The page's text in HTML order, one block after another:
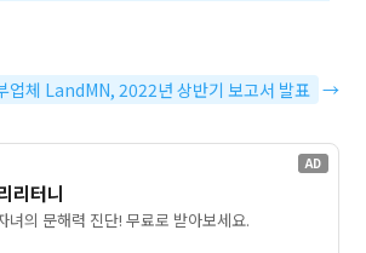
업체 LandMN, 2022년 상반기 보고서 발표 →
AD
리터니
녀의 문해력 진단! 무료로 받아보세요.